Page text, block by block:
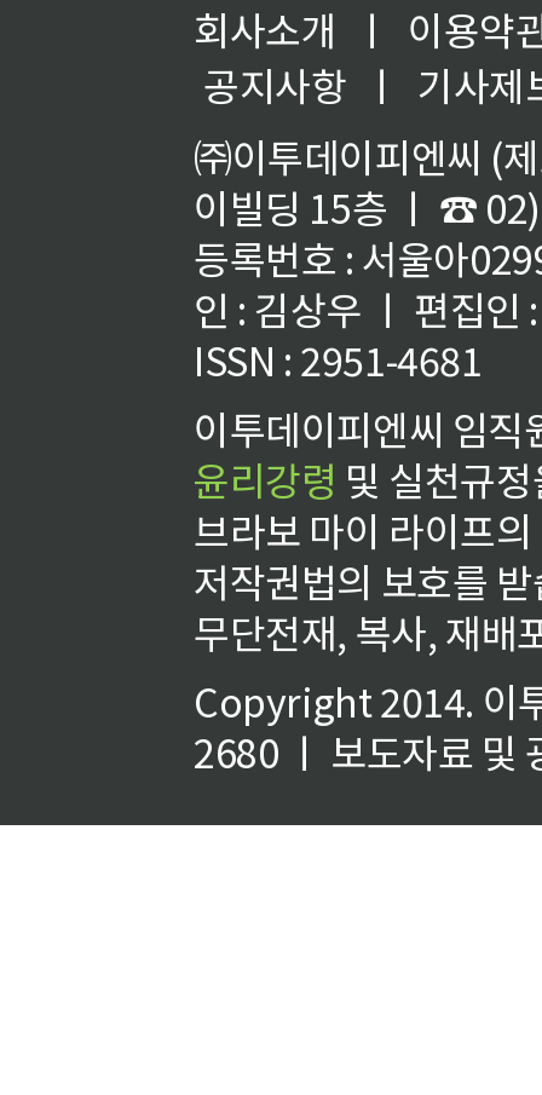
회사소개 ㅣ
이용약
공지사항
ㅣ
기사제
㈜이투데이피엔씨 (
이빌딩 15층 ㅣ ☎
등록번호 : 서울아
인 : 김상우 ㅣ 편집인
ISSN : 2951-4681
이투데이피엔씨 임
윤리강령 및 실천규
브라보 마이 라이프
저작권법의 보호를
무단전재, 복사, 재배
Copyright 2014. 이
2680 ㅣ 보도자료